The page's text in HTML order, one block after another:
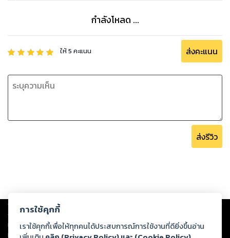
กำลังโหลด ...
ให้5 คะแนน ส่งคะแนน
ส่งรีวิว
Copyright © 2026
ต่อผลงานหรือเนื้อหาใดที่อัปโหลดผ่านเว็บไซต์และปรากฏว่าละเมิดสิทธิใน
ทรัพย์สินทางปัญญาของบุคคลอื่นหรือขัดต่อกฎหมายและศีลธรรม ดังนั้น ผู้อ่าน
ทุกท่านโปรดใช้วิจารณญาณในการกลั่นกรองด้วยตนเอง และหากท่านพบว่าส่วน
การใช้คุกกี้
เราใช้คุกกี้เพื่อให้ทุกคนได้ประสบการณ์การใช้งานที่ดียิ่งขึ้นอ่าน